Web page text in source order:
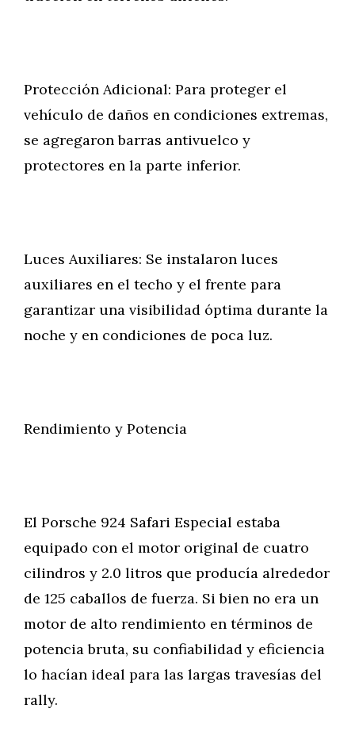
Protección Adicional: Para proteger el
vehículo de daños en condiciones extremas,
se agregaron barras antivuelco y
protectores en la parte inferior.
Luces Auxiliares: Se instalaron luces
auxiliares en el techo y el frente para
garantizar una visibilidad óptima durante la
noche y en condiciones de poca luz.
Rendimiento y Potencia
El Porsche 924 Safari Especial estaba
equipado con el motor original de cuatro
cilindros y 2.0 litros que producía alrededor
de 125 caballos de fuerza. Si bien no era un
motor de alto rendimiento en términos de
potencia bruta, su confiabilidad y eficiencia
lo hacían ideal para las largas travesías del
rally.